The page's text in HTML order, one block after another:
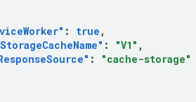
: true ,
: "V1" ,
:
"cache-storage"